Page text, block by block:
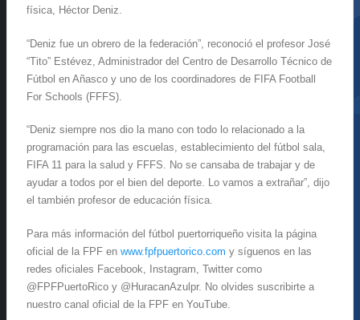
física, Héctor Deniz.
“Deniz fue un obrero de la federación”, reconoció el profesor José
“Tito” Estévez, Administrador del Centro de Desarrollo Técnico de
Fútbol en Añasco y uno de los coordinadores de FIFA Football
For Schools (FFFS).
“Deniz siempre nos dio la mano con todo lo relacionado a la
programación para las escuelas, establecimiento del fútbol sala,
FIFA 11 para la salud y FFFS. No se cansaba de trabajar y de
ayudar a todos por el bien del deporte. Lo vamos a extrañar”, dijo
el también profesor de educación física.
Para más información del fútbol puertorriqueño visita la página
oficial de la FPF en www.fpfpuertorico.com y síguenos en las
redes oficiales Facebook, Instagram, Twitter como
@FPFPuertoRico y @HuracanAzulpr. No olvides suscribirte a
nuestro canal oficial de la FPF en YouTube.